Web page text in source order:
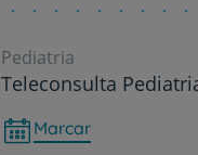
Pediatria
Teleconsulta
Marcar